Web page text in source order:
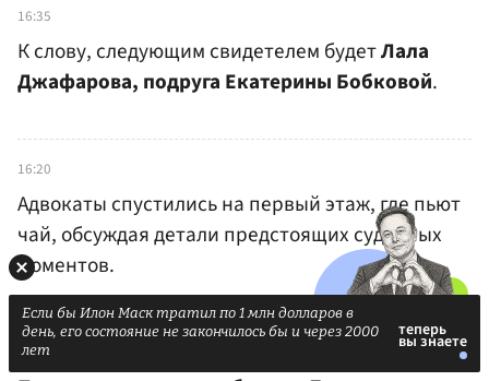
16:35
К слову, следующим свидетелем будетЛала
Джафарова, подруга Екатерины Бобковой.
16:20
Адвокаты спустились на первый этаж, где пьют
чай, обсуждая детали предстоящих судебных
моментов.
16:05
Если бы Илон Маск тратил по 1 млн долларов в
день, его состояние не закончилось бы и через 2000
лет